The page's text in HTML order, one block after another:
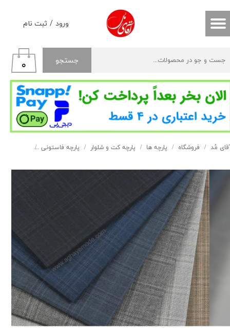
ورود / ثبت نام
حساب کاربری من
خروج از حساب کاربری
جستجو ۰
مُد فروشگاه پارچه ها پارچه کت و شلوار پارچه فاستونی